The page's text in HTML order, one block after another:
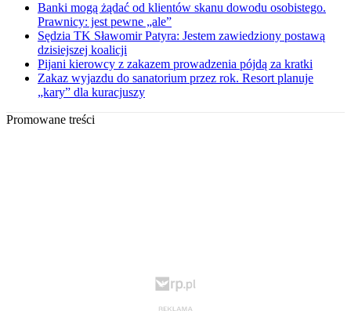
Banki mogą żądać od klientów skanu dowodu osobistego.
Prawnicy: jest pewne „ale”
Sędzia TK Sławomir Patyra: Jestem zawiedziony postawą
dzisiejszej koalicji
Pijani kierowcy z zakazem prowadzenia pójdą za kratki
Zakaz wyjazdu do sanatorium przez rok. Resort planuje
„kary” dla kuracjuszy
Promowane treści